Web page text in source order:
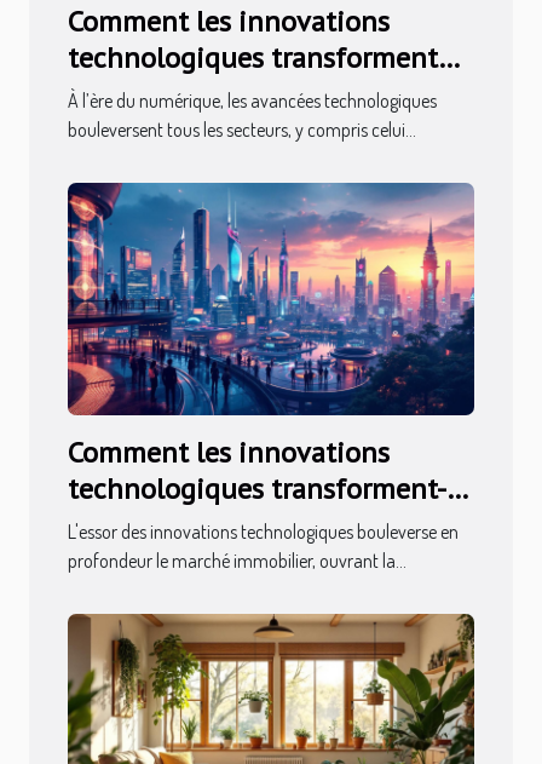
Comment les innovations
technologiques transforment
l'évaluation immobilière ?
À l’ère du numérique, les avancées technologiques
bouleversent tous les secteurs, y compris celui...
Comment les innovations
technologiques transforment-
elles le marché immobilier ?
L'essor des innovations technologiques bouleverse en
profondeur le marché immobilier, ouvrant la...